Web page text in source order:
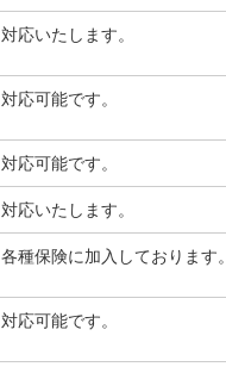
対応いたします。
対応可能です。
対応可能です。
対応いたします。
各種保険に加入しております。
対応可能です。